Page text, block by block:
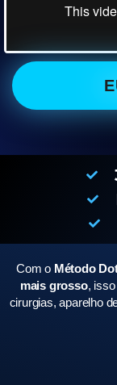
Com o Método
mais grosso,
cirurgias, aparelho